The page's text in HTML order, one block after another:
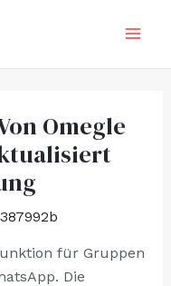
Omegle
für Gruppen
Die